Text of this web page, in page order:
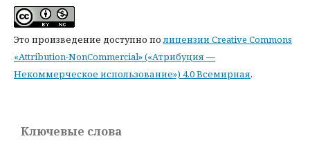
Это произведение доступно полицензии Creative Commons
«Attribution-NonCommercial» («Атрибуция —
Некоммерческое использование») 4.0 Всемирная.
Ключевые слова